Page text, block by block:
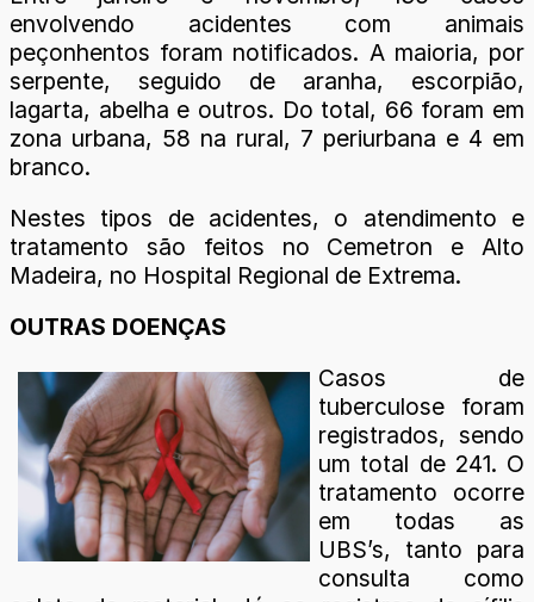
envolvendo acidentes com animais
peçonhentos foram notificados. A maioria, por
serpente, seguido de aranha, escorpião,
lagarta, abelha e outros. Do total, 66 foram em
zona urbana, 58 na rural, 7 periurbana e 4 em
branco.
Nestes tipos de acidentes, o atendimento e
tratamento são feitos no Cemetron e Alto
Madeira, no Hospital Regional de Extrema.
OUTRAS DOENÇAS
Casos de
tuberculose foram
registrados, sendo
um total de 241. O
tratamento ocorre
em todas as
UBS’s, tanto para
consulta como